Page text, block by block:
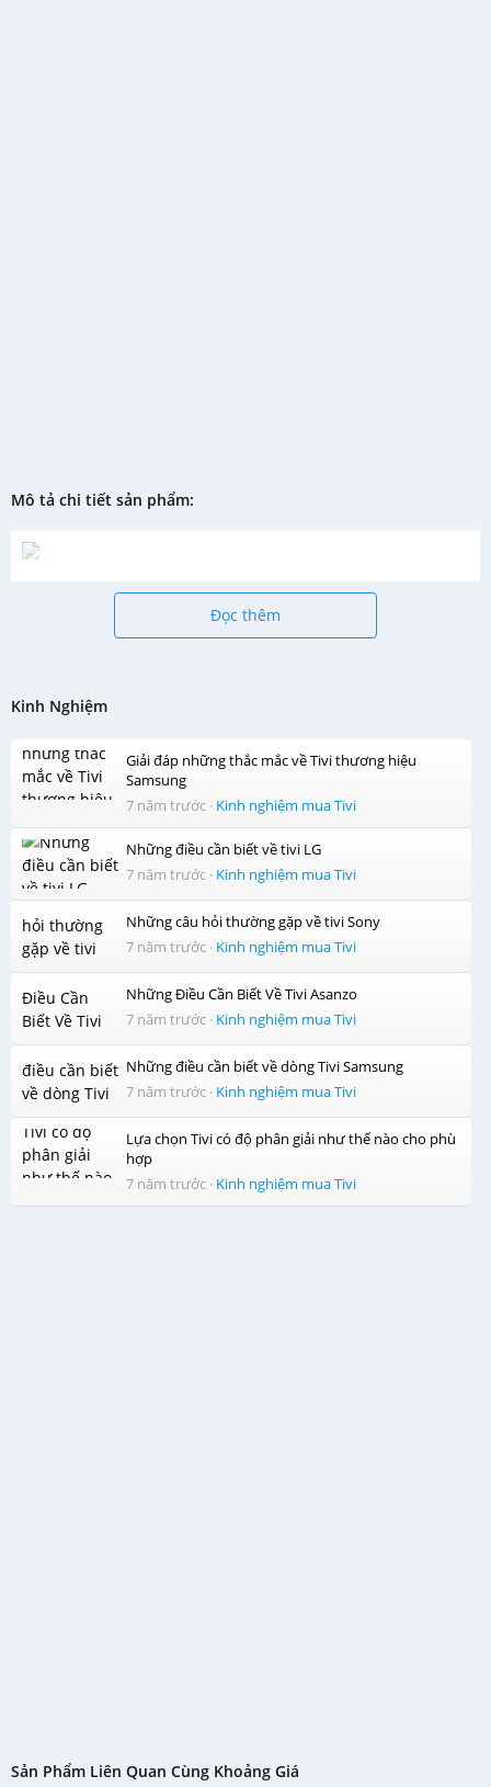
Kinh Nghiệm
Giải đáp những thắc mắc về Tivi thương hiệu
Samsung
7 năm trước · Kinh nghiệm mua Tivi
Những điều cần biết về tivi LG
7 năm trước · Kinh nghiệm mua Tivi
Những câu hỏi thường gặp về tivi Sony
7 năm trước · Kinh nghiệm mua Tivi
Những Điều Cần Biết Về Tivi Asanzo
7 năm trước · Kinh nghiệm mua Tivi
Những điều cần biết về dòng Tivi Samsung
7 năm trước · Kinh nghiệm mua Tivi
Lựa chọn Tivi có độ phân giải như thế nào cho phù
hợp
7 năm trước · Kinh nghiệm mua Tivi
Mô tả chi tiết sản phẩm:
Đọc thêm
Sản Phẩm Liên Quan Cùng Khoảng Giá